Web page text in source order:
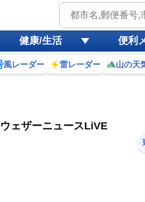
健康/生活 便利
風レーダー 雷レーダー 山の天
ウェザーニュースLiVE